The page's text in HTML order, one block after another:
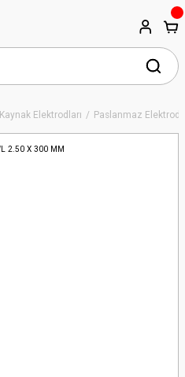
Kaynak Elektrodları Paslanmaz